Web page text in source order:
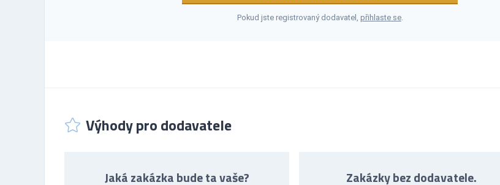
Pokud jste registrovaný dodavatel, přihlaste se.
Výhody pro dodavatele
Jaká zakázka bude ta vaše? Zakázky bez dodavatele.